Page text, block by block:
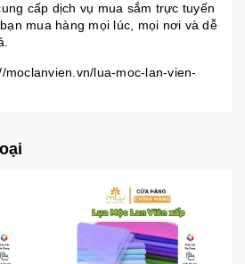
cấp dịch vụ mua sắm trực tuyến
mua hàng mọi lúc, mọi nơi và dễ
moclanvien.vn/lua-moc-lan-vien-